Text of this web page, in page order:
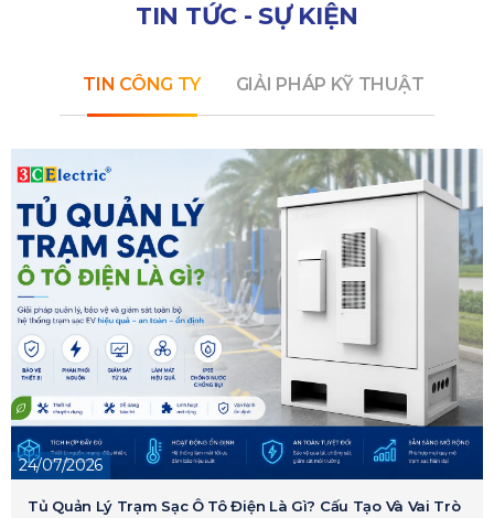
TIN TỨC - SỰ KIỆN
TIN CÔNG TY GIẢI PHÁP KỸ THUẬT
24/07/2026
Tủ Quản Lý Trạm Sạc Ô Tô Điện Là Gì? Cấu Tạo Và Vai Trò